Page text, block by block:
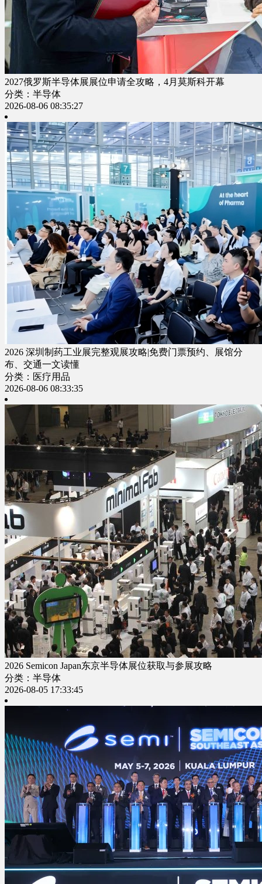
2027俄罗斯半导体展展位申请全攻略，4月莫斯科开幕
分类：半导体
2026-08-06 08:35:27
2026 深圳制药工业展完整观展攻略|免费门票预约、展馆分
布、交通一文读懂
分类：医疗用品
2026-08-06 08:33:35
2026 Semicon Japan东京半导体展位获取与参展攻略
分类：半导体
2026-08-05 17:33:45